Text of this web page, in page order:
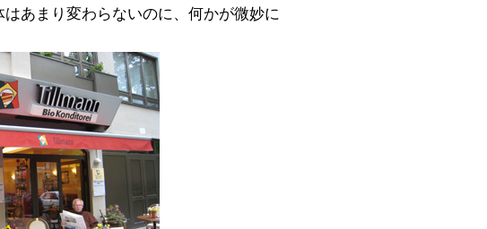
あまり変わらないのに、何かが微妙に